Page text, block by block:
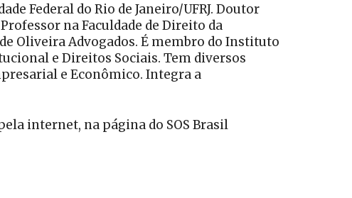
Federal do Rio de Janeiro/UFRJ. Doutor
na Faculdade de Direito da
Oliveira Advogados. É membro do Instituto
e Direitos Sociais. Tem diversos
e Econômico. Integra a
internet, na página do SOS Brasil